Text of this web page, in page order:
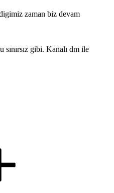
zaman biz devam
gibi. Kanalı dm ile